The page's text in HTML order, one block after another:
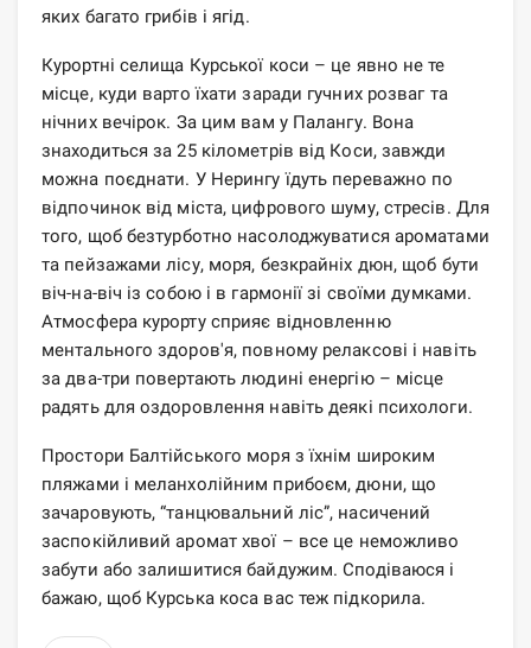
яких багато грибів і ягід.
Курортні селища Курської коси – це явно не те
місце, куди варто їхати заради гучних розваг та
нічних вечірок. За цим вам у Палангу. Вона
знаходиться за 25 кілометрів від Коси, завжди
можна поєднати. У Нерингу їдуть переважно по
відпочинок від міста, цифрового шуму, стресів. Для
того, щоб безтурботно насолоджуватися ароматами
та пейзажами лісу, моря, безкрайніх дюн, щоб бути
віч-на-віч із собою і в гармонії зі своїми думками.
Атмосфера курорту сприяє відновленню
ментального здоров'я, повному релаксові і навіть
за два-три повертають людині енергію – місце
радять для оздоровлення навіть деякі психологи.
Простори Балтійського моря з їхнім широким
пляжами і меланхолійним прибоєм, дюни, що
зачаровують, “танцювальний ліс”, насичений
заспокійливий аромат хвої – все це неможливо
забути або залишитися байдужим. Сподіваюся і
бажаю, щоб Курська коса вас теж підкорила.